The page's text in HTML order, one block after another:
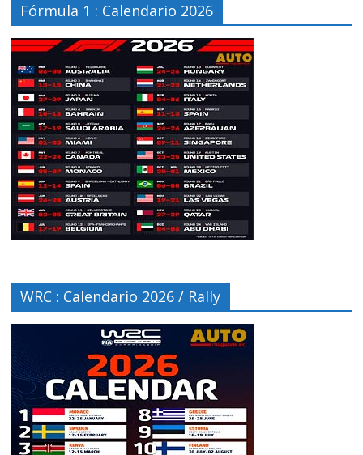
Fórmula 1 : Calendario 2026
WRC : Calendario 2026 / Rally